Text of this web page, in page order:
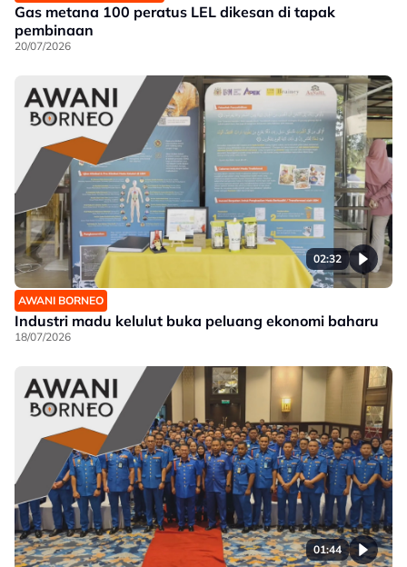
Gas metana 100 peratus LEL dikesan di tapak
pembinaan
20/07/2026
02:32
AWANI BORNEO
Industri madu kelulut buka peluang ekonomi baharu
18/07/2026
01:44